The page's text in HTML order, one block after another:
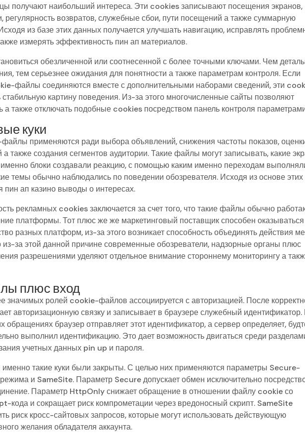
получают наибольший интереса. Эти cookies записывают посещения экранов,
регулярность возвратов, служебные сбои, пути посещений а также суммарную
из базе этих данных получается улучшать навигацию, исправлять
измерять эффективность пин ап материалов.
обезличенной или соотнесенной с более точными ключами. Чем
тем серьезнее ожидания для понятности а также параметрам контроля. Если
файлы соединяются вместе с дополнительными наборами сведений, эти
картину поведения. Из-за этого многочисленные сайты позволяют
а также отключать подобные cookies посредством панель контроля
куки
применяются ради выбора объявлений, снижения частоты показов,
а также создания сегментов аудитории. Такие файлы могут записывать, какие
именно блоки создавали реакцию, с помощью каким именно переходам
темы обычно наблюдались по поведении обозревателя. Исходя из основе этих
пин ап казино выводы о интересах.
рекламных cookies заключается за счет того, что такие файлы обычно
платформы. Тот плюс же же маркетинговый поставщик способен оказываться
разных платформ, из-за этого возникает способность объединять действия
за этой данной причине современные обозреватели, надзорные органы плюс
разрешениями уделяют отдельное внимание стороннему мониторингу а
плюс вход
значимых ролей cookie-файлов ассоциируется с авторизацией. После
авторизационную связку и записывает в браузере служебный
браузер отправляет этот идентификатор, а сервер определяет,
выполнил идентификацию. Это дает возможность двигаться среди
учетных данных pin up и пароля.
такие куки были закрыты. С целью них применяются параметры Secure-
и SameSite. Параметр Secure допускает обмен исключительно
Параметр HttpOnly снижает обращение в отношении файлу cookie со
кода и сокращает риск компрометации через вредоносный скрипт. SameSite
риск кросс-сайтовых запросов, которые могут использовать действующую
желания обладателя аккаунта.